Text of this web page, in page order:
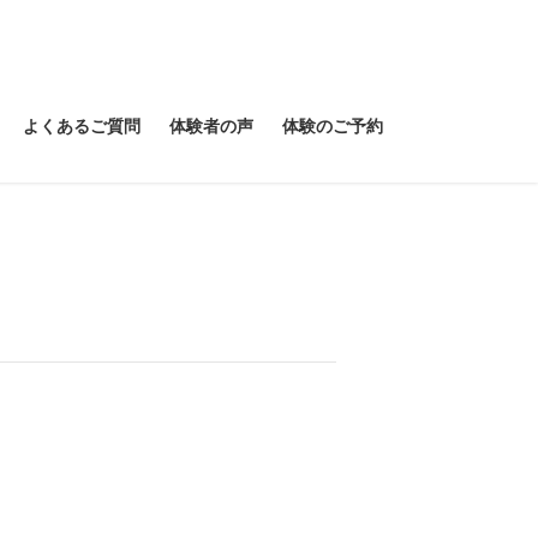
よくあるご質問 体験者の声 体験のご予約